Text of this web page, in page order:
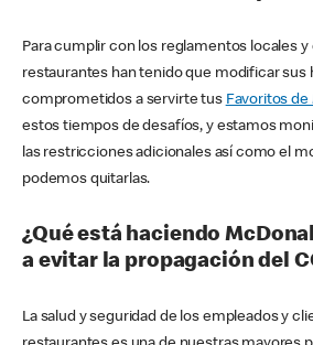
Para cumplir con los reglamentos locales y
restaurantes han tenido que modificar sus
comprometidos a servirte tus Favoritos de
estos tiempos de desafíos, y estamos
las restricciones adicionales así como el
podemos quitarlas.
¿Qué está haciendo
a evitar la propagación del
La salud y seguridad de los empleados y